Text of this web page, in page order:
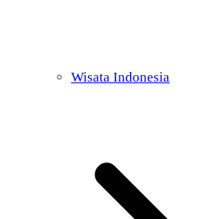
Wisata Indonesia